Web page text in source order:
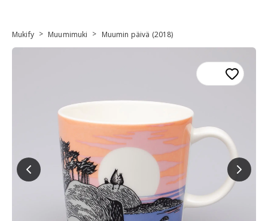
Mukify > Muumimuki > Muumin päivä (2018)